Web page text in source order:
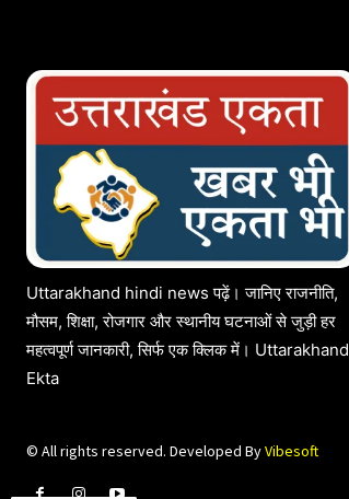
Uttarakhand hindi news पढ़ें। जानिए राजनीति,
मौसम, शिक्षा, रोजगार और स्थानीय घटनाओं से जुड़ी हर
महत्वपूर्ण जानकारी, सिर्फ एक क्लिक में। Uttarakhand
Ekta
© All rights reserved. Developed ByVibesoft